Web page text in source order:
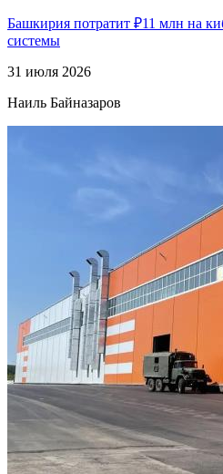
Башкирия потратит ₽11 млн на
системы
31 июля 2026
Наиль Байназаров